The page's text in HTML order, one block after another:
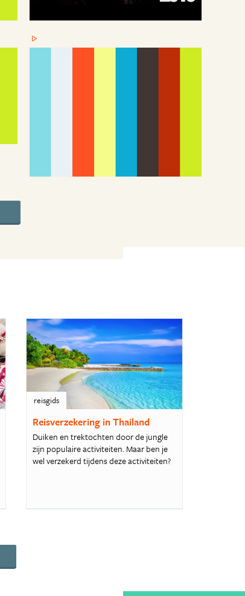
reisgids
Reisverzekering in Thailand
Duiken en trektochten door de jungle
zijn populaire activiteiten. Maar ben je
wel verzekerd tijdens deze activiteiten?